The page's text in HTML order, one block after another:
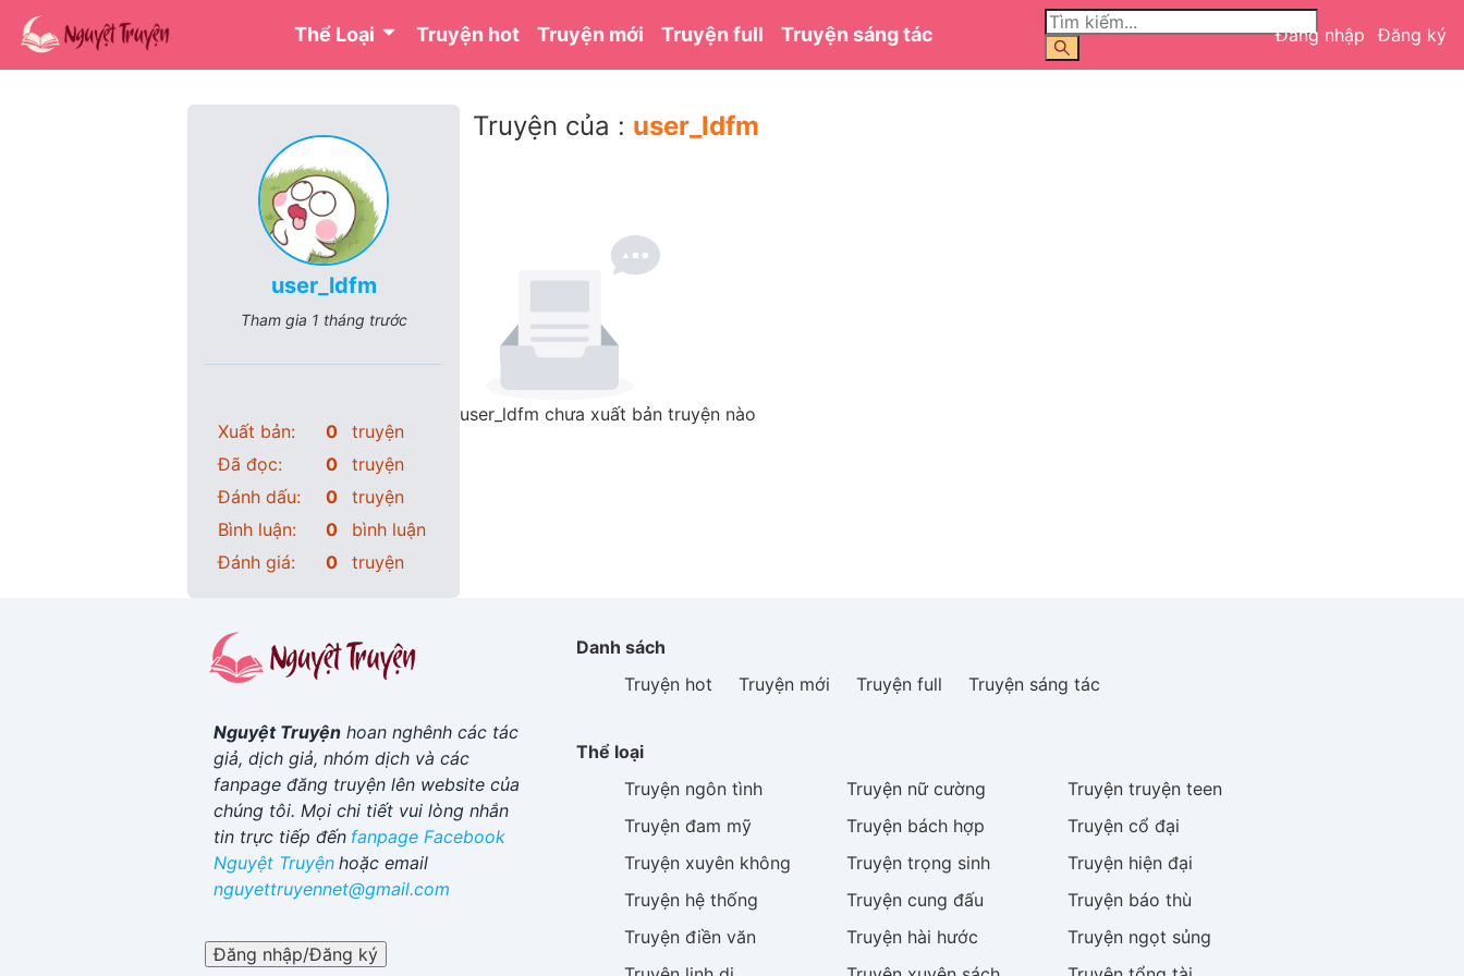
Thể Loại Truyện hot Truyện mới Truyện full Truyện sáng tác Đăng nhập Đăng ký
user_ldfm
Tham gia 1 tháng trước
Xuất bản: 0
truyện
Đã đọc:
0
truyện
Đánh dấu:
0
truyện
Bình luận:
0
bình luận
Đánh giá:
0 truyện
Truyện của : user_ldfm
user_ldfm chưa xuất bản truyện nào
Nguyệt Truyện hoan nghênh các tác
giả, dịch giả, nhóm dịch và các
fanpage đăng truyện lên website của
chúng tôi. Mọi chi tiết vui lòng nhắn
tin trực tiếp đến fanpage Facebook
Nguyệt Truyện hoặc email
nguyettruyennet@gmail.com
Đăng nhập/Đăng ký
Danh sách
Truyện hot
Truyện mới Truyện full Truyện sáng tác
Thể loại
Truyện ngôn tình Truyện nữ cường Truyệntruyện teen
Truyệnđam mỹ Truyện bách hợp Truyệncổ đại
Truyện xuyên không Truyện trọng sinh Truyện hiện đại
Truyện hệ thống Truyện cung đấu Truyện báo thù
Truyệnđiền văn Truyện hài hước Truyện ngọt sủng